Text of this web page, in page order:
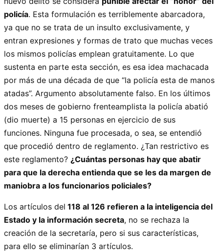
policía. Esta formulación es terriblemente abarcadora,
ya que no se trata de un insulto exclusivamente, y
entran expresiones y formas de trato que muchas veces
los mismos policías emplean gratuitamente. Lo que
sustenta en parte esta sección, es esa idea machacada
por más de una década de que “la policía esta de manos
atadas”. Argumento absolutamente falso. En los últimos
dos meses de gobierno frenteamplista la policía abatió
(dio muerte) a 15 personas en ejercicio de sus
funciones. Ninguna fue procesada, o sea, se entendió
que procedió dentro de reglamento. ¿Tan restrictivo es
este reglamento? ¿Cuántas personas hay que abatir
para que la derecha entienda que se les da margen de
maniobra a los funcionarios policiales?
Los artículos del 118 al 126 refieren a la inteligencia del
Estado y la información secreta, no se rechaza la
creación de la secretaría, pero si sus características,
para ello se eliminarían 3 artículos.